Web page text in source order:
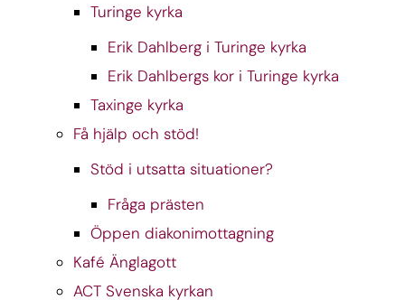
Turinge kyrka
Erik Dahlberg i Turinge kyrka
Erik Dahlbergs kor i Turinge kyrka
Taxinge kyrka
Få hjälp och stöd!
Stöd i utsatta situationer?
Fråga prästen
Öppen diakonimottagning
Kafé Änglagott
ACT Svenska kyrkan